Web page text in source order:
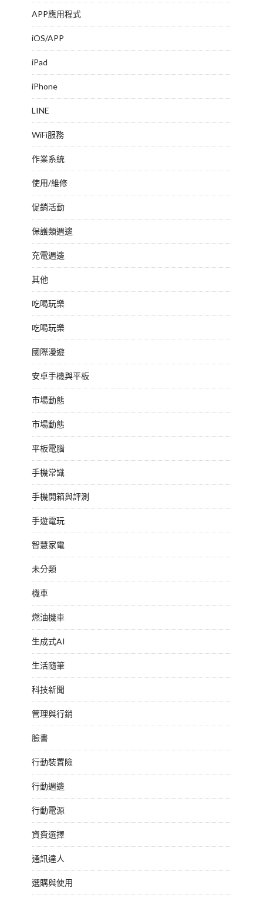
APP應用程式
iOS/APP
iPad
iPhone
LINE
WiFi服務
作業系統
使用/維修
促銷活動
保護類週邊
充電週邊
其他
吃喝玩樂
吃喝玩樂
國際漫遊
安卓手機與平板
市場動態
市場動態
平板電腦
手機常識
手機開箱與評測
手遊電玩
智慧家電
未分類
機車
燃油機車
生成式AI
生活隨筆
科技新聞
管理與行銷
臉書
行動裝置險
行動週邊
行動電源
資費選擇
通訊達人
選購與使用